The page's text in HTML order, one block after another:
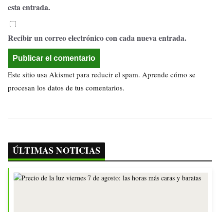
esta entrada.
Recibir un correo electrónico con cada nueva entrada.
Este sitio usa Akismet para reducir el spam. Aprende cómo se
procesan los datos de tus comentarios.
ÚLTIMAS NOTICIAS